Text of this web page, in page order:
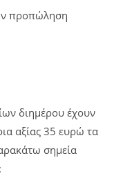
προπώληση
διημέρου έχουν
αξίας 35 ευρώ τα
σημεία